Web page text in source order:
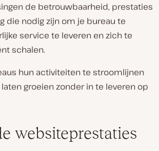
de betrouwbaarheid, prestaties
die nodig zijn om je bureau te
service te leveren en zich te
schalen.
hun activiteiten te stroomlijnen
groeien zonder in te leveren op
websiteprestaties